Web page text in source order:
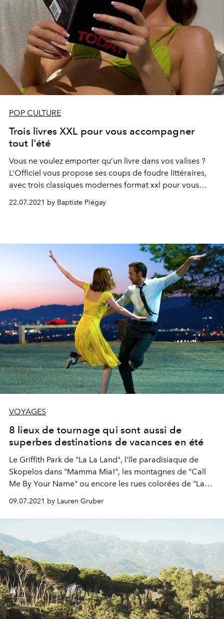
POP CULTURE
Trois livres XXL pour vous accompagner
tout l'été
Vous ne voulez emporter qu’un livre dans vos valises ?
L’Officiel vous propose ses coups de foudre littéraires,
avec trois classiques modernes format xxl pour vous
accompagner toutes les vacances.
22.07.2021 by Baptiste Piégay
VOYAGES
8 lieux de tournage qui sont aussi de
superbes destinations de vacances en été
Le Griffith Park de "La La Land", l'île paradisiaque de
Skopelos dans "Mamma Mia!", les montagnes de "Call
Me By Your Name" ou encore les rues colorées de "La
Belle et la Bête"... Voici 8 lieux phares repérés dans nos
films préférés, à visiter en été, pour une escapade
estivale pleine de charme.
09.07.2021 by Lauren Gruber